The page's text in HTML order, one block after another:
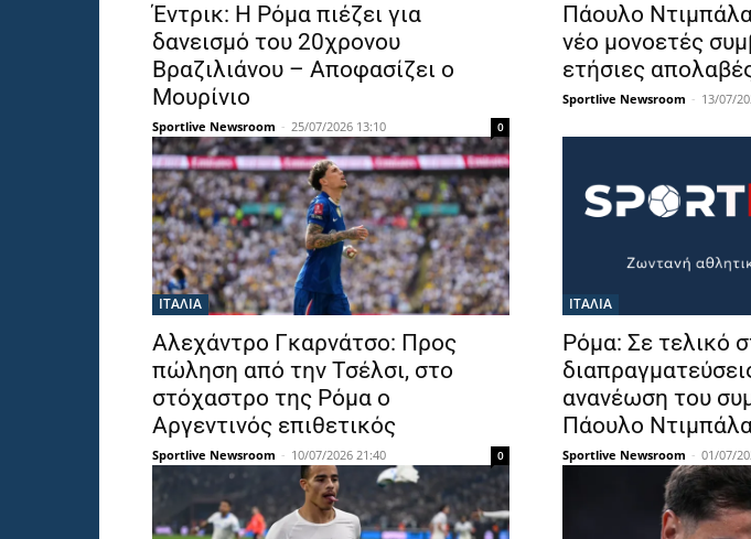
Έντρικ: Η Ρόμα πιέζει για
δανεισμό του 20χρονου
Βραζιλιάνου – Αποφασίζει ο
Μουρίνιο
Sportlive Newsroom - 25/07/2026 13:10 0
Πάουλο
νέο μονοετές
ετήσιες
Sportlive Newsroom - 13/07/
ΙΤΑΛΙΑ
Αλεχάντρο Γκαρνάτσο: Προς
πώληση από την Τσέλσι, στο
στόχαστρο της Ρόμα ο
Αργεντινός επιθετικός
Sportlive Newsroom - 10/07/2026 21:40 0
ΙΤΑΛΙΑ
Ρόμα: Σε τελικό
ανανέωση του
Πάουλο
Sportlive Newsroom - 01/07/